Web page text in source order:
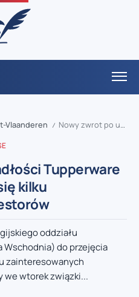
Vlaanderen / Nowy zwrot po upadłości Tupperware w Alost – pojawiło się kilku potencjalnych inwestorów
Tupperware
kilku
oddziału
Wschodnia) do przejęcia
zainteresowanych
we wtorek związki...